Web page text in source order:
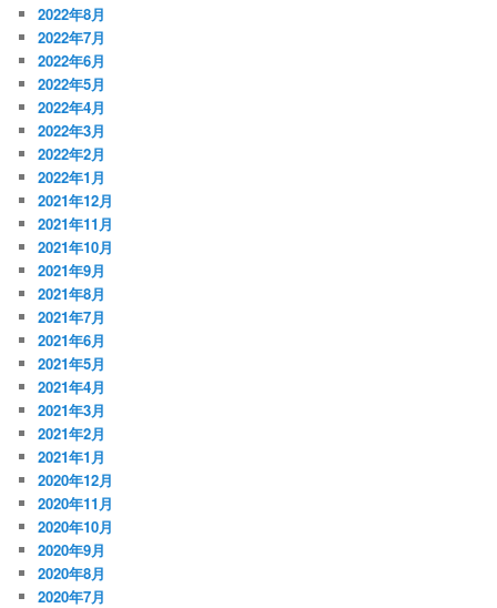
2022年8月
2022年7月
2022年6月
2022年5月
2022年4月
2022年3月
2022年2月
2022年1月
2021年12月
2021年11月
2021年10月
2021年9月
2021年8月
2021年7月
2021年6月
2021年5月
2021年4月
2021年3月
2021年2月
2021年1月
2020年12月
2020年11月
2020年10月
2020年9月
2020年8月
2020年7月